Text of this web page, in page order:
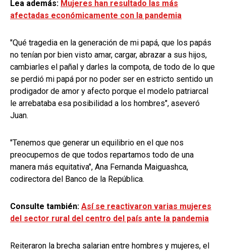
Lea además: Mujeres han resultado las más
afectadas económicamente con la pandemia
"Qué tragedia en la generación de mi papá, que los papás
no tenían por bien visto amar, cargar, abrazar a sus hijos,
cambiarles el pañal y darles la compota, de todo de lo que
se perdió mi papá por no poder ser en estricto sentido un
prodigador de amor y afecto porque el modelo patriarcal
le arrebataba esa posibilidad a los hombres", aseveró
Juan.
"Tenemos que generar un equilibrio en el que nos
preocupemos de que todos repartamos todo de una
manera más equitativa", Ana Fernanda Maiguashca,
codirectora del Banco de la República.
Consulte también: Así se reactivaron varias mujeres
del sector rural del centro del país ante la pandemia
Reiteraron la brecha salarian entre hombres y mujeres, el